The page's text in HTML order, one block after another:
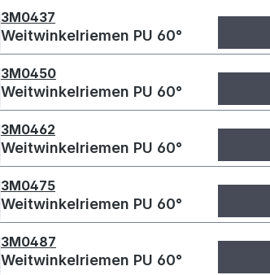
3M0437
Weitwinkelriemen PU 60°
3M0450
Weitwinkelriemen PU 60°
3M0462
Weitwinkelriemen PU 60°
3M0475
Weitwinkelriemen PU 60°
3M0487
Weitwinkelriemen PU 60°